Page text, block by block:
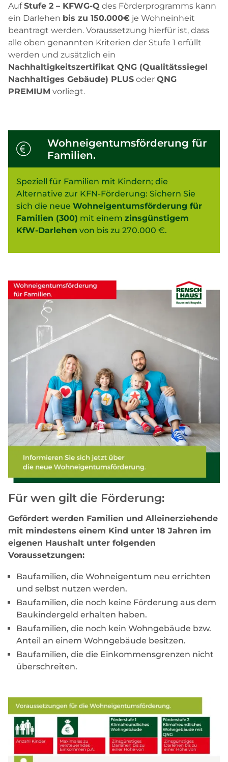
AufStufe 2 – KFWG-Q des Förderprogramms kann
ein Darlehen bis zu 150.000€ je Wohneinheit
beantragt werden. Voraussetzung hierfür ist, dass
alle oben genannten Kriterien der Stufe 1 erfüllt
werden und zusätzlich ein
Nachhaltigkeitszertifikat QNG (Qualitätssiegel
Nachhaltiges Gebäude) PLUS oder QNG
PREMIUM vorliegt.
Wohneigentumsförderung für
Familien.
Speziell für Familien mit Kindern; die
Alternative zur KFN-Förderung: Sichern Sie
sich die neue Wohneigentumsförderung für
Familien (300) mit einem zinsgünstigem
KfW-Darlehen von bis zu 270.000 €.
Für wen gilt die Förderung:
Gefördert werden Familien und Alleinerziehende
mit mindestens einem Kind unter 18 Jahren im
eigenen Haushalt unter folgenden
Voraussetzungen:
Baufamilien, die Wohneigentum neu errichten
und selbst nutzen werden.
Baufamilien, die noch keine Förderung aus dem
Baukindergeld erhalten haben.
Baufamilien, die noch kein Wohngebäude bzw.
Anteil an einem Wohngebäude besitzen.
Baufamilien, die die Einkommensgrenzen nicht
überschreiten.